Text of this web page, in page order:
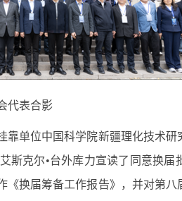
代表合影
单位中国科学院新疆理化技术
斯克尔•台外库力宣读了同意换届
换届筹备工作报告》，并对第